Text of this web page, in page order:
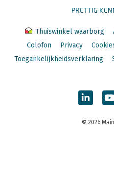
PRETTIG
Thuiswinkel waarborg
Colofon
Privacy
Toegankelijkheidsverklaring
© 2026